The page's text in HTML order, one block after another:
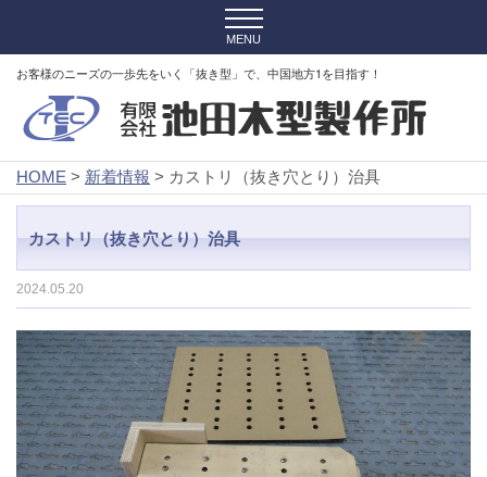
お客様のニーズの一歩先をいく「抜き型」で、中国地方1を目指す！
HOME > 新着情報 > カストリ（抜き穴とり）治具
カストリ（抜き穴とり）治具
2024.05.20